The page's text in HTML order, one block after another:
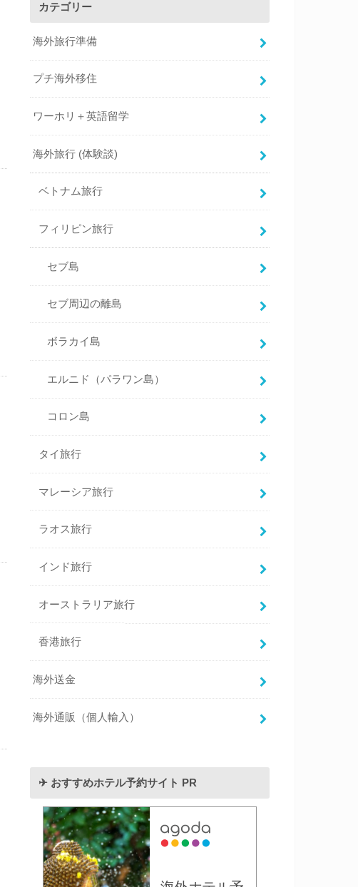
カテゴリー
海外旅行準備
プチ海外移住
ワーホリ＋英語留学
海外旅行 (体験談)
ベトナム旅行
フィリピン旅行
セブ島
セブ周辺の離島
ボラカイ島
エルニド（パラワン島）
コロン島
タイ旅行
マレーシア旅行
ラオス旅行
インド旅行
オーストラリア旅行
香港旅行
海外送金
海外通販（個人輸入）
✈︎ おすすめホテル予約サイト PR